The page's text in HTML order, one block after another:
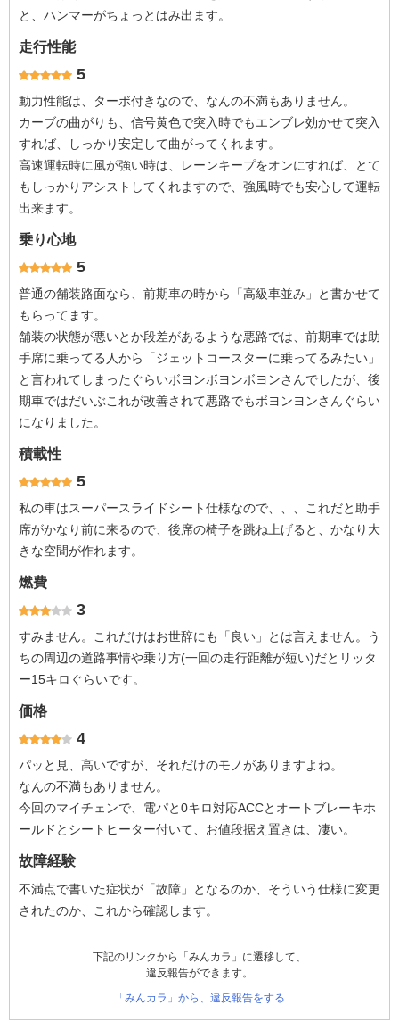
と、ハンマーがちょっとはみ出ます。
走行性能
5
動力性能は、ターボ付きなので、なんの不満もありません。
カーブの曲がりも、信号黄色で突入時でもエンブレ効かせて突入
すれば、しっかり安定して曲がってくれます。
高速運転時に風が強い時は、レーンキープをオンにすれば、とて
もしっかりアシストしてくれますので、強風時でも安心して運転
出来ます。
乗り心地
5
普通の舗装路面なら、前期車の時から「高級車並み」と書かせて
もらってます。
舗装の状態が悪いとか段差があるような悪路では、前期車では助
手席に乗ってる人から「ジェットコースターに乗ってるみたい」
と言われてしまったぐらいボヨンボヨンボヨンさんでしたが、後
期車ではだいぶこれが改善されて悪路でもボヨンヨンさんぐらい
になりました。
積載性
5
私の車はスーパースライドシート仕様なので、、、これだと助手
席がかなり前に来るので、後席の椅子を跳ね上げると、かなり大
きな空間が作れます。
燃費
3
すみません。これだけはお世辞にも「良い」とは言えません。う
ちの周辺の道路事情や乗り方(一回の走行距離が短い)だとリッタ
ー15キロぐらいです。
価格
4
パッと見、高いですが、それだけのモノがありますよね。
なんの不満もありません。
今回のマイチェンで、電パと0キロ対応ACCとオートブレーキホ
ールドとシートヒーター付いて、お値段据え置きは、凄い。
故障経験
不満点で書いた症状が「故障」となるのか、そういう仕様に変更
されたのか、これから確認します。
下記のリンクから「みんカラ」に遷移して、
違反報告ができます。
「みんカラ」から、違反報告をする